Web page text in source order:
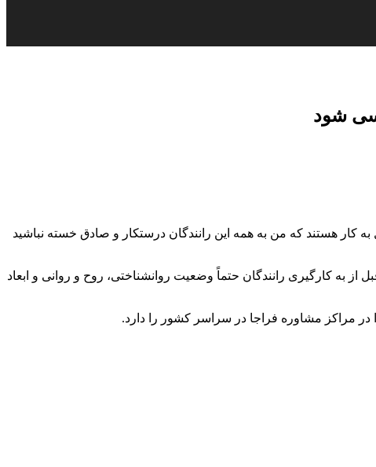
تاکسی های اینترنتی مشغول به کار هستند که من به همه این رانندگان درستکار و صادق خسته نباشید
به کارگیری رانندگان حتماً وضعیت روانشناختی، روح و روانی و ابعاد
مراکز مشاوره فراجا در سراسر کشور را دارد.